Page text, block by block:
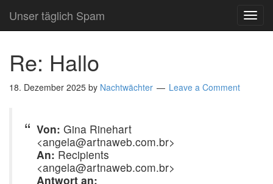
Unser täglich Spam
Re: Hallo
18. Dezember 2025 by Nachtwächter Leave a Comment
Von: Gina Rinehart
<angela@artnaweb.com.br>
An: Recipients
<angela@artnaweb.com.br>
Antwort an: